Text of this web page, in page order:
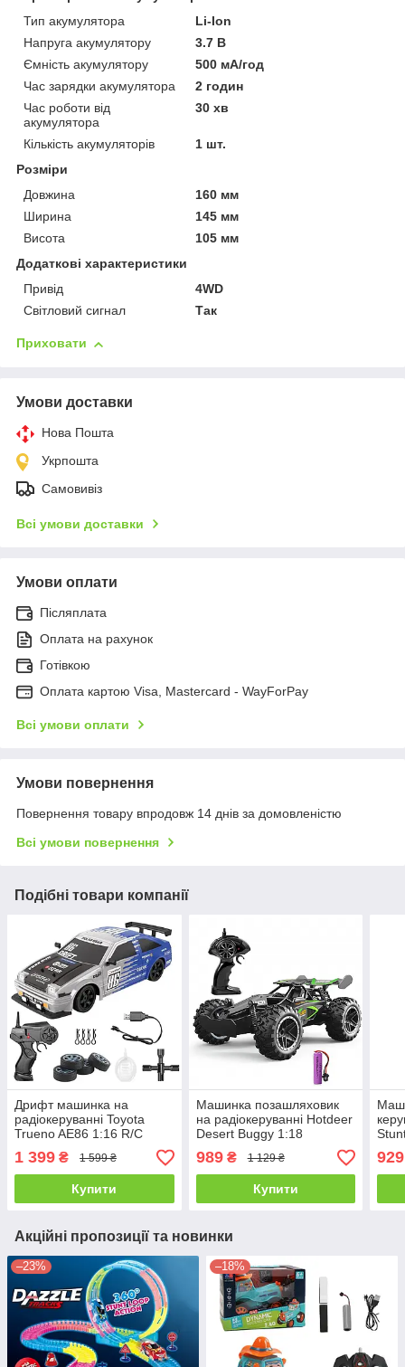
Тип акумулятора
Li-Ion
Напруга акумулятору
3.7 В
Ємність акумулятору
500 мА/год
Час зарядки акумулятора
2 годин
Час роботи від
акумулятора
30 хв
Кількість акумуляторів
1 шт.
Розміри
Довжина
160 мм
Ширина
145 мм
Висота
105 мм
Додаткові характеристики
Привід
4WD
Світловий сигнал
Так
Приховати
Умови доставки
Нова Пошта
Укрпошта
Самовивіз
Всі умови доставки
Умови оплати
Післяплата
Оплата на рахунок
Готівкою
Оплата картою Visa, Mastercard - WayForPay
Всі умови оплати
Умови повернення
Повернення товару впродовж 14 днів за домовленістю
Всі умови повернення
Подібні товари компанії
Дрифт машинка на
радіокеруванні Toyota
Trueno AE86 1:16 R/C
1 399 ₴ 1 599 ₴
Купити
Машинка позашляховик
на радіокеруванні Hotdeer
Desert Buggy 1:18
989₴ 1 129 ₴
Купити
929
Акційні пропозиції та новинки
–23% –18%